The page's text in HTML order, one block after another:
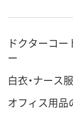
ドクターコー
ー
白衣・ナース
オフィス用品